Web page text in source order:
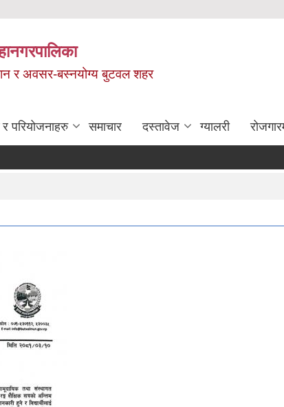
र अवसर-बस्नयोग्य बुटवल शहर
परियोजनाहरु समाचार दस्तावेज ग्यालरी